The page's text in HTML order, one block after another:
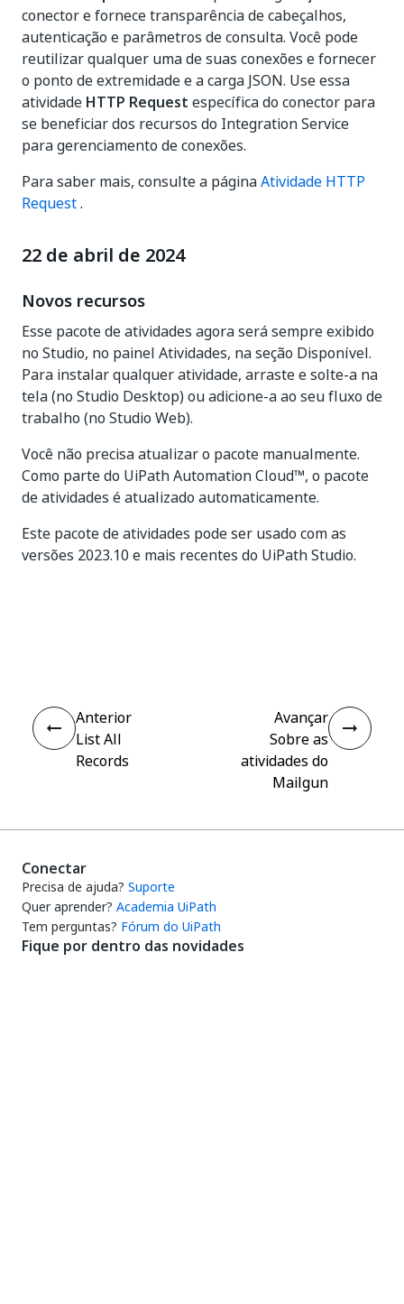
conector e fornece transparência de cabeçalhos,
autenticação e parâmetros de consulta. Você pode
reutilizar qualquer uma de suas conexões e fornecer
o ponto de extremidade e a carga JSON. Use essa
atividade HTTP Request específica do conector para
se beneficiar dos recursos do Integration Service
para gerenciamento de conexões.
Para saber mais, consulte a páginaAtividade HTTP
Request.
22 de abril de 2024
Novos recursos
Esse pacote de atividades agora será sempre exibido
no Studio, no painel Atividades, na seção Disponível.
Para instalar qualquer atividade, arraste e solte-a na
tela (no Studio Desktop) ou adicione-a ao seu fluxo de
trabalho (no Studio Web).
Você não precisa atualizar o pacote manualmente.
Como parte do UiPath Automation Cloud™, o pacote
de atividades é atualizado automaticamente.
Este pacote de atividades pode ser usado com as
versões 2023.10 e mais recentes do UiPath Studio.
Anterior
List All
Records
Avançar
Sobre as
atividades do
Mailgun
Conectar
Precisa de ajuda? Suporte
Quer aprender? Academia UiPath
Tem perguntas? Fórum do UiPath
Fique por dentro das novidades